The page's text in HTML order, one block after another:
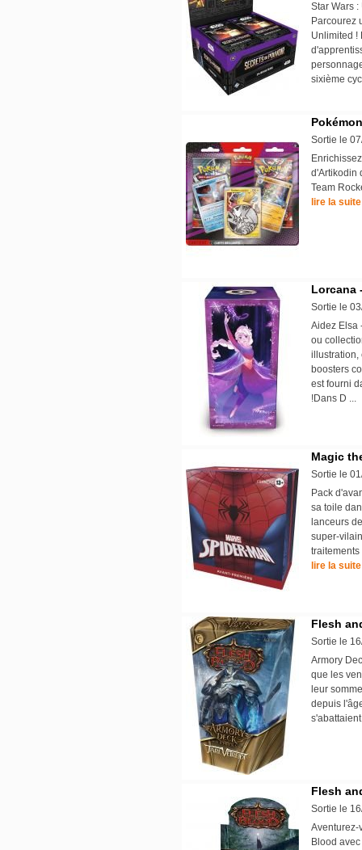
Star Wars
Parcourez
Unlimited !
sixième
Sortie le
d'Artikodin
Team
lire la suite
Lorcana
Sortie le
Aidez Elsa
ou
illustration,
boosters
est fourni
!Dans D
Magic
Sortie le
Pack
sa toile
lanceurs
super-
lire la suite
Flesh
Sortie le
Armory
que les
leur
depuis
Flesh
Sortie le
Aventurez-
Blood